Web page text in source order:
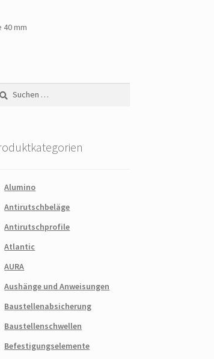
mm
Alumino
Antirutschbeläge
Antirutschprofile
Atlantic
AURA
Aushänge und Anweisungen
Baustellenabsicherung
Baustellenschwellen
Befestigungselemente